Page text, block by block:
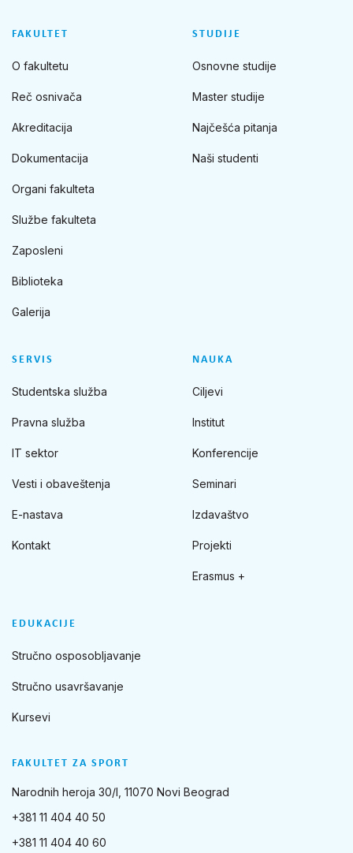
FAKULTET ZA SPORT
Narodnih heroja 30/I, 11070 Novi Beograd
+381 11 404 40 50
+381 11 404 40 60
FAKULTET
O fakultetu
Reč osnivača
Akreditacija
Dokumentacija
Organi fakulteta
Službe fakulteta
Zaposleni
Biblioteka
Galerija
STUDIJE
Osnovne studije
Master studije
Najčešća pitanja
Naši studenti
SERVIS
Studentska služba
Pravna služba
IT sektor
Vesti i obaveštenja
E-nastava
Kontakt
NAUKA
Ciljevi
Institut
Konferencije
Seminari
Izdavaštvo
Projekti
Erasmus +
EDUKACIJE
Stručno osposobljavanje
Stručno usavršavanje
Kursevi